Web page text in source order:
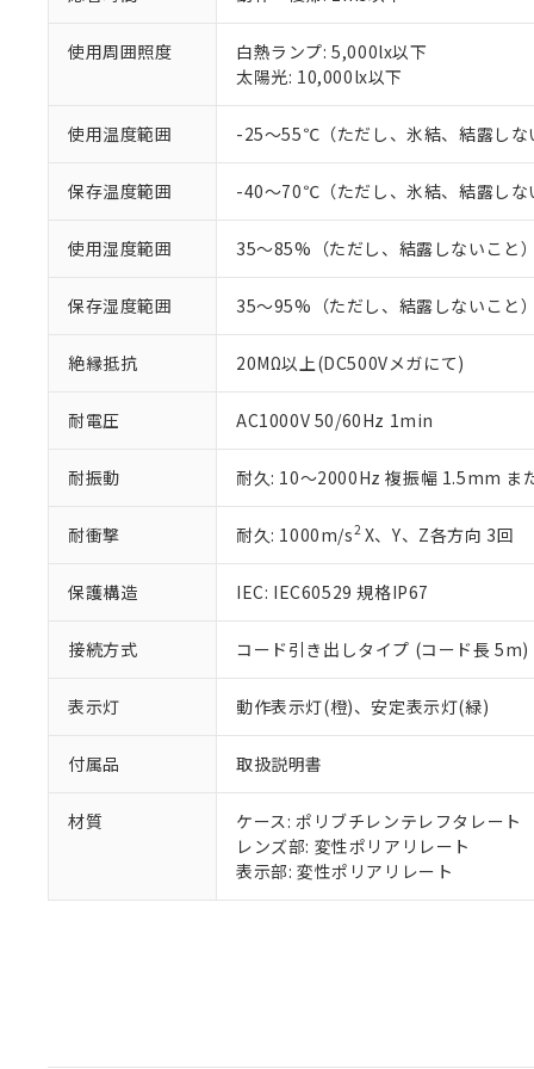
使用周囲照度
白熱ランプ: 5,000lx以下
太陽光: 10,000lx以下
使用温度範囲 -25～55℃（ただし、氷結、結露しな
保存温度範囲 -40～70℃（ただし、氷結、結露しな
使用湿度範囲 35～85%（ただし、結露しないこと）
保存湿度範囲 35～95%（ただし、結露しないこと）
絶縁抵抗 20MΩ以上(DC500Vメガにて)
耐電圧 AC1000V 50/60Hz 1min
耐振動 耐久: 10～2000Hz 複振幅 1.5mm ま
耐衝撃 耐久: 1000m/s2X、Y、Z各方向 3回
保護構造 IEC: IEC60529 規格IP67
接続方式 コード引き出しタイプ (コード長 5m)
表示灯 動作表示灯(橙)、安定表示灯(緑)
付属品 取扱説明書
材質
ケース: ポリブチレンテレフタレート
レンズ部: 変性ポリアリレート
表示部: 変性ポリアリレート
くものです。
い。
正式な納期
当社販売員
オムロン制御
在庫状況お
す。
マイパーツ
ている必要が
お客様が当
さい。
※当社の共同
いる法人を指
フタル酸ビス(2-エチル
ル（DBP） 1000ppm
但し、RoHS指令で産
フタル酸エステル類の
部品在庫の切り替
下記の非含有証明
EU RoHS指令（
51物質の非含有証
※本証明書は発行
また、RoHS指令
混在することから
既に当社にて対
*中国RoHS10物質の基
Pb(鉛) :1000ppm、
DEHP(フタル酸ビス(2-
※2 環境保護使
「ｅ」：有害物質
「10」：通常の使
味します。
「－」：未確認で
う）を輸出
当社は貴社
置等に一切使
また当社は
たしません。
号
機器販売
空
白
受注生